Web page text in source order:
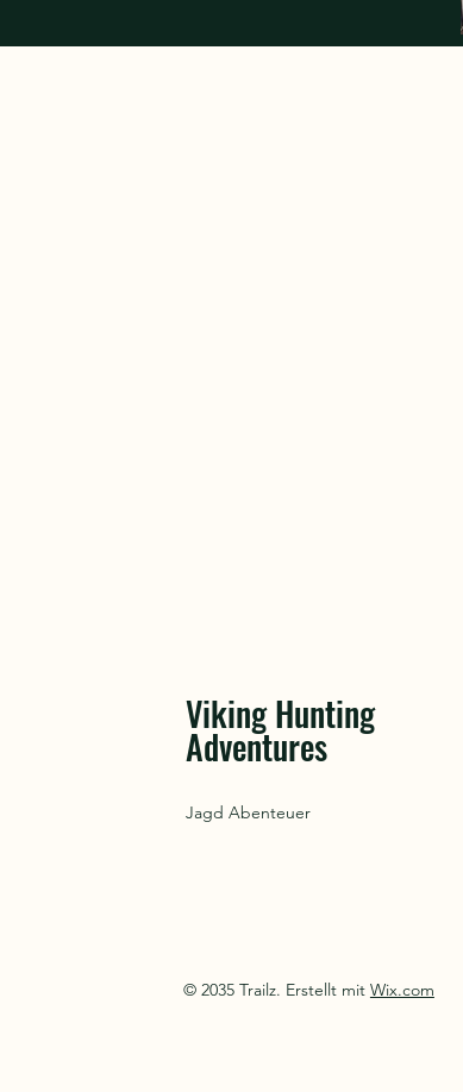
Viking Hunting
Adventures
Jagd Abenteuer
© 2035 Trailz. Erstellt mit Wix.com